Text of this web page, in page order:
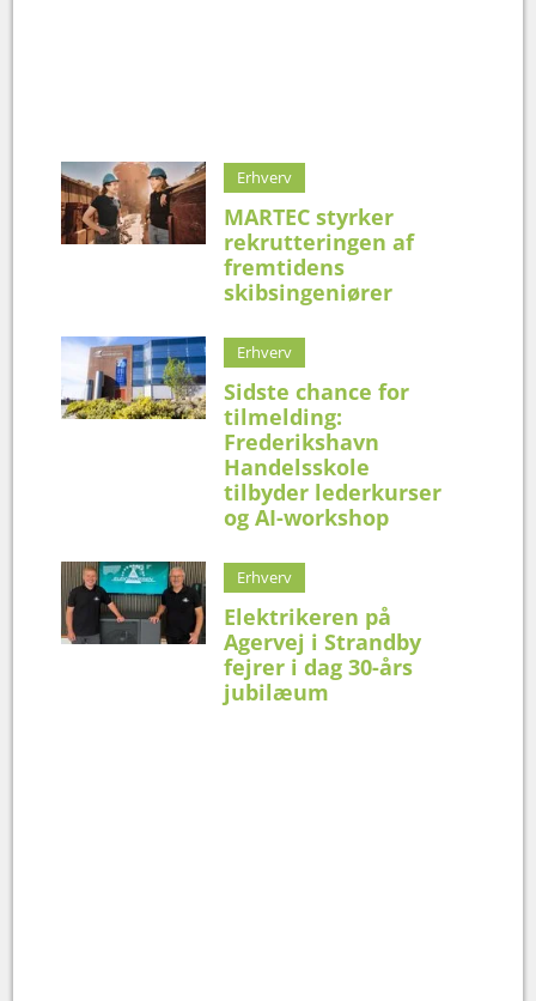
Erhverv
MARTEC styrker
rekrutteringen af
fremtidens
skibsingeniører
Erhverv
Sidste chance for
tilmelding:
Frederikshavn
Handelsskole
tilbyder lederkurser
og AI-workshop
Erhverv
Elektrikeren på
Agervej i Strandby
fejrer i dag 30-års
jubilæum